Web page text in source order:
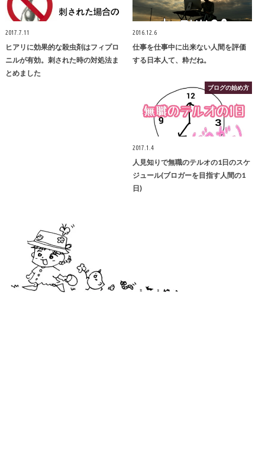
2017.7.11
ヒアリに効果的な殺虫剤はフィプロ
ニルが有効。刺された時の対処法ま
とめました
2016.12.6
仕事を仕事中に出来ない人間を評価
する日本人て、粋だね。
ブログの始め方
2017.1.4
人見知りで無職のテルオの1日のスケ
ジュール(ブロガーを目指す人間の1
日)